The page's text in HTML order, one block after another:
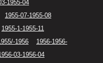
1955-04
1955-07-1955-08
1955-1-1955-11
1956
1956-1956-
03-1956-04